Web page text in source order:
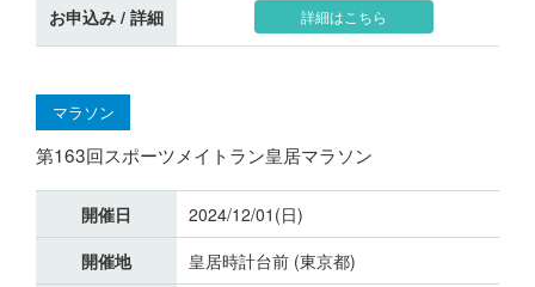
お申込み / 詳細 詳細はこちら
マラソン
第163回スポーツメイトラン皇居マラソン
開催日
2024/12/01(日)
開催地
皇居時計台前 (東京都)